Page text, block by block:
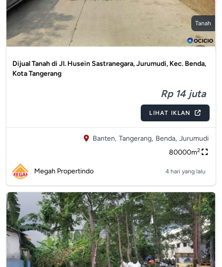
Tanah
Dijual Tanah di Jl. Husein Sastranegara, Jurumudi, Kec. Benda,
Kota Tangerang
Rp 14 juta
LIHAT IKLAN
Banten, Tangerang, Benda, Jurumudi
80000m2
Megah Propertindo 4 hari yang lalu